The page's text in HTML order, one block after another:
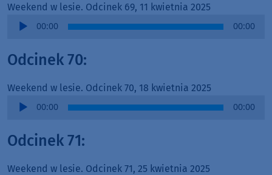
Weekend w lesie. Odcinek 69, 11 kwietnia 2025
Audio
00:00 00:00
Odcinek 70:
Weekend w lesie. Odcinek 70, 18 kwietnia 2025
Audio
00:00 00:00
Odcinek 71:
Weekend w lesie. Odcinek 71, 25 kwietnia 2025